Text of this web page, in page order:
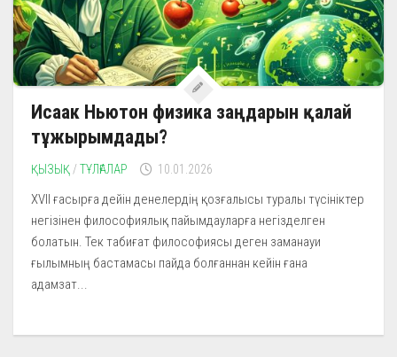
Исаак Ньютон физика заңдарын қалай
тұжырымдады?
ҚЫЗЫҚ/ТҰЛҒАЛАР 10.01.2026
XVII ғасырға дейін денелердің қозғалысы туралы түсініктер
негізінен философиялық пайымдауларға негізделген
болатын. Тек табиғат философиясы деген заманауи
ғылымның бастамасы пайда болғаннан кейін ғана
адамзат...